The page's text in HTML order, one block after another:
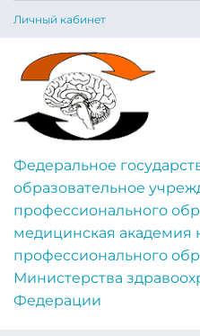
Личный кабинет
Федеральное
образовательное
профессионального
медицинская академия
профессионального
Министерства
Федерации